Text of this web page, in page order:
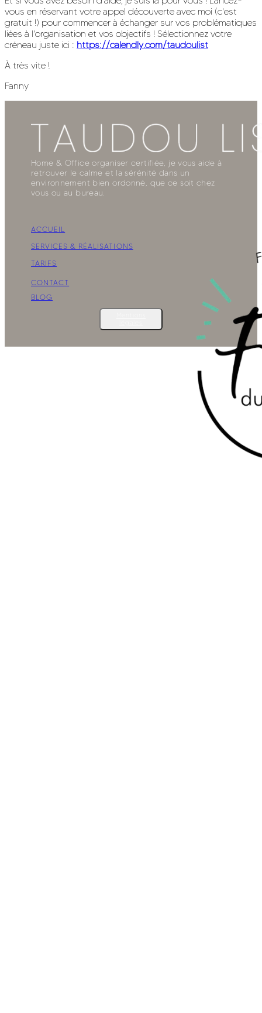
vous en réservant votre appel découverte avec moi (c'est
gratuit !) pour commencer à échanger sur vos problématiques
liées à l'organisation et vos objectifs ! Sélectionnez votre
créneau juste ici : https://calendly.com/taudoulist
À très vite !
Fanny
ACCUEIL
SERVICES & RÉALISATIONS
TARIFS
Home & Office organiser certifiée, je vous aide à
retrouver le calme et la sérénité dans un
environnement bien ordonné, que ce soit chez
vous ou au bureau.
CONTACT
BLOG